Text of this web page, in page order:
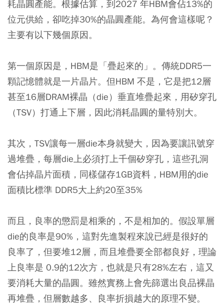
耗晶圓產能。根據估算，到2027 年HBM會佔13%的
位元供給，卻吃掉30%的晶圓產能。為何會這樣呢？
主要有以下幾個原因。
第一個原因是，HBM是「疊起來的」。傳統DDR5一
顆記憶體就是一片晶片。但HBM 不是，它是把12層
甚至16層DRAM裸晶（die）垂直堆疊起來，用矽穿孔
（TSV）打通上下層，因此消耗晶圓的量特別大。
其次，TSV讓每一層die本身就變大，因為要讓訊號穿
過堆疊，每層die上必須打上千個矽穿孔，這些孔洞
會佔掉晶片面積，同樣儲存1GB資料，HBM用的die
面積比標準 DDR5大上約20至35%
而且，良率的懲罰是相乘的，不是相加的。假設單層
die的良率是90%，這對先進製程來說已經是很好的
良率了，但要堆12層，而且堆疊要全部都良好，理論
上良率是 0.9的12次方，也就是只有28%左右，這又
要消耗大量的晶圓。雖然實務上會先篩選出良品裸晶
再堆疊，但層數越多、良率折損越大的原理不變。